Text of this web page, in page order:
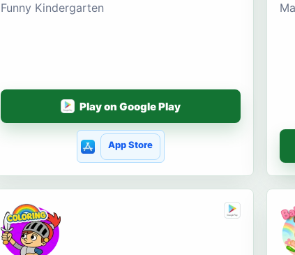
Funny Kindergarten
Play on Google Play
App Store